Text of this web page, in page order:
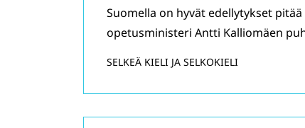
Suomella on hyvät edellytykset
opetusministeri Antti Kalliomäen
SELKEÄ KIELI JA SELKOKIELI